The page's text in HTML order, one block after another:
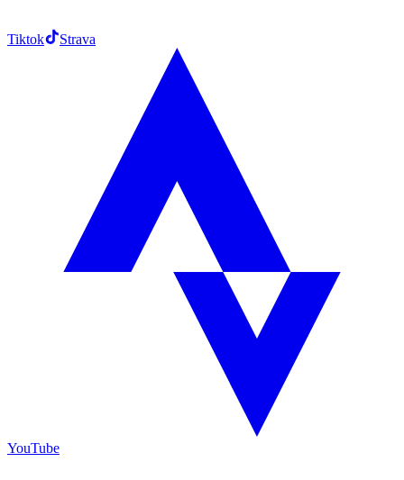
Tiktok Strava
YouTube